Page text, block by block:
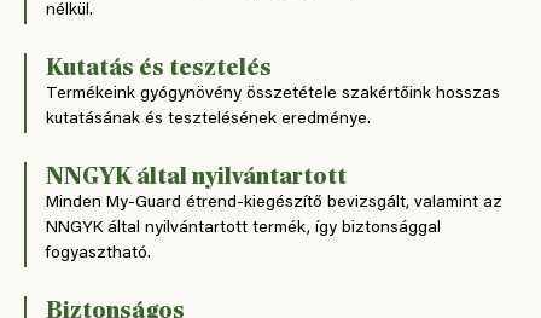
nélkül.
Kutatás és tesztelés
Termékeink gyógynövény összetétele szakértőink hosszas
kutatásának és tesztelésének eredménye.
NNGYK által nyilvántartott
Minden My-Guard étrend-kiegészítő bevizsgált, valamint az
NNGYK által nyilvántartott termék, így biztonsággal
fogyasztható.
Biztonságos